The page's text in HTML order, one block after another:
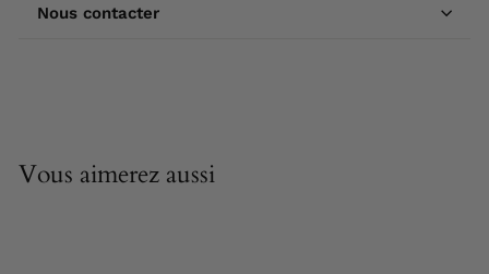
Nous contacter
Vous aimerez aussi